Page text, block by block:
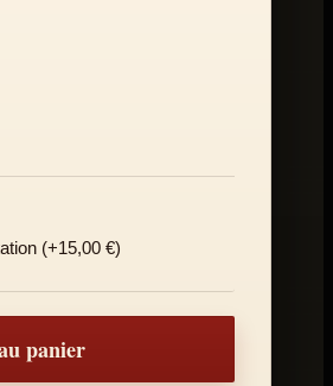
(+15,00 €)
panier